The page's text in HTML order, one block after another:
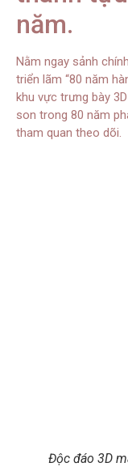
năm.
Nằm ngay sảnh
triển lãm “80 năm
khu vực trưng bày
son trong 80 năm
tham quan theo dõi.
Độc đáo 3D